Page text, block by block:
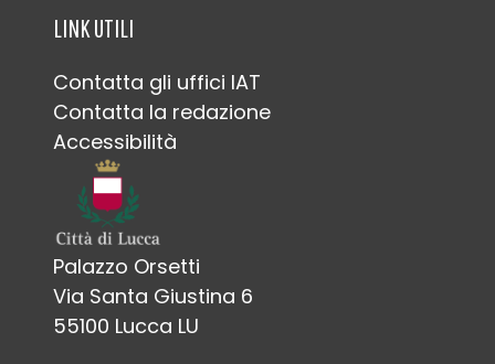
LINK UTILI
Contatta gli uffici IAT
Contatta la redazione
Accessibilità
Palazzo Orsetti
Via Santa Giustina 6
55100 Lucca LU